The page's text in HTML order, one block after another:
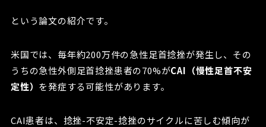
という論文の紹介です。
米国では、毎年約200万件の急性足首捻挫が発生し、その
うちの急性外側足首捻挫患者の70%がCAI（慢性足首不安
定性） を発症する可能性があります。
CAI患者は、捻挫-不安定-捻挫のサイクルに苦しむ傾向が